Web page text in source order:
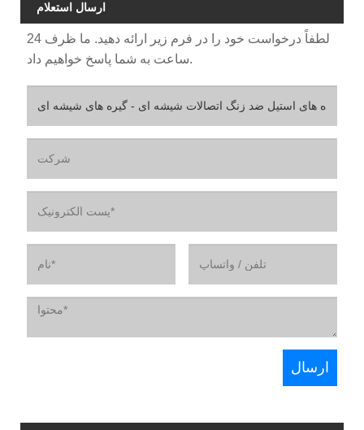
ارسال استعلام
لطفاً درخواست خود را در فرم زیر ارائه دهید. ما ظرف 24
ساعت به شما پاسخ خواهیم داد.